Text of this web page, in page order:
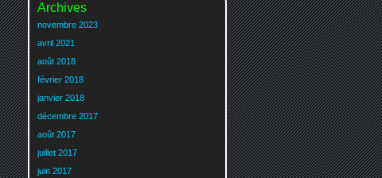
Archives
novembre 2023
avril 2021
août 2018
février 2018
janvier 2018
décembre 2017
août 2017
juillet 2017
juin 2017